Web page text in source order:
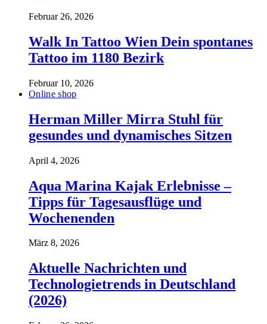
Februar 26, 2026
Walk In Tattoo Wien Dein spontanes
Tattoo im 1180 Bezirk
Februar 10, 2026
Online shop
Herman Miller Mirra Stuhl für
gesundes und dynamisches Sitzen
April 4, 2026
Aqua Marina Kajak Erlebnisse –
Tipps für Tagesausflüge und
Wochenenden
März 8, 2026
Aktuelle Nachrichten und
Technologietrends in Deutschland
(2026)